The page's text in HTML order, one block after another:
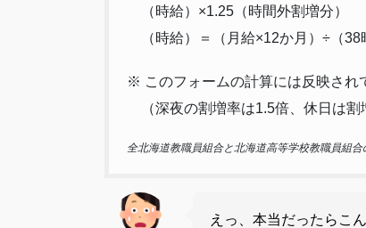
（時給）×1.25（時間外割増分）
（時給）＝（月給×12か月）÷（38
※ このフォームの計算には反映され
（深夜の割増率は1.5倍、休日は割
全北海道教職員組合と北海道高等学校教職員組合
えっ、本当だったらこ